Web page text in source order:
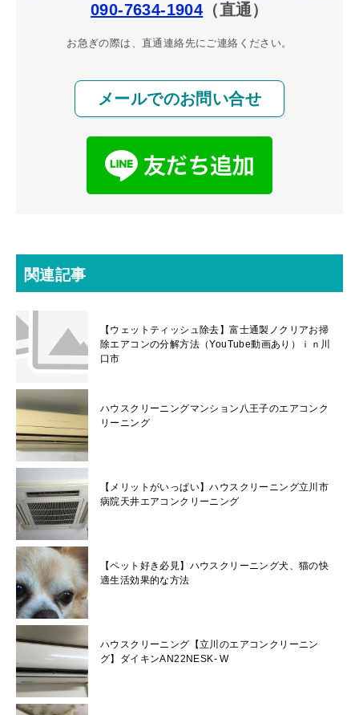
090-7634-1904 （直通）
お急ぎの際は、直通連絡先にご連絡ください。
メールでのお問い合せ
関連記事
【ウェットティッシュ除去】富士通製ノクリアお掃
除エアコンの分解方法（YouTube動画あり）ｉｎ川
口市
ハウスクリーニングマンション八王子のエアコンク
リーニング
【メリットがいっぱい】ハウスクリーニング立川市
病院天井エアコンクリーニング
【ペット好き必見】ハウスクリーニング犬、猫の快
適生活効果的な方法
ハウスクリーニング【立川のエアコンクリーニン
グ】ダイキンAN22NESK- W